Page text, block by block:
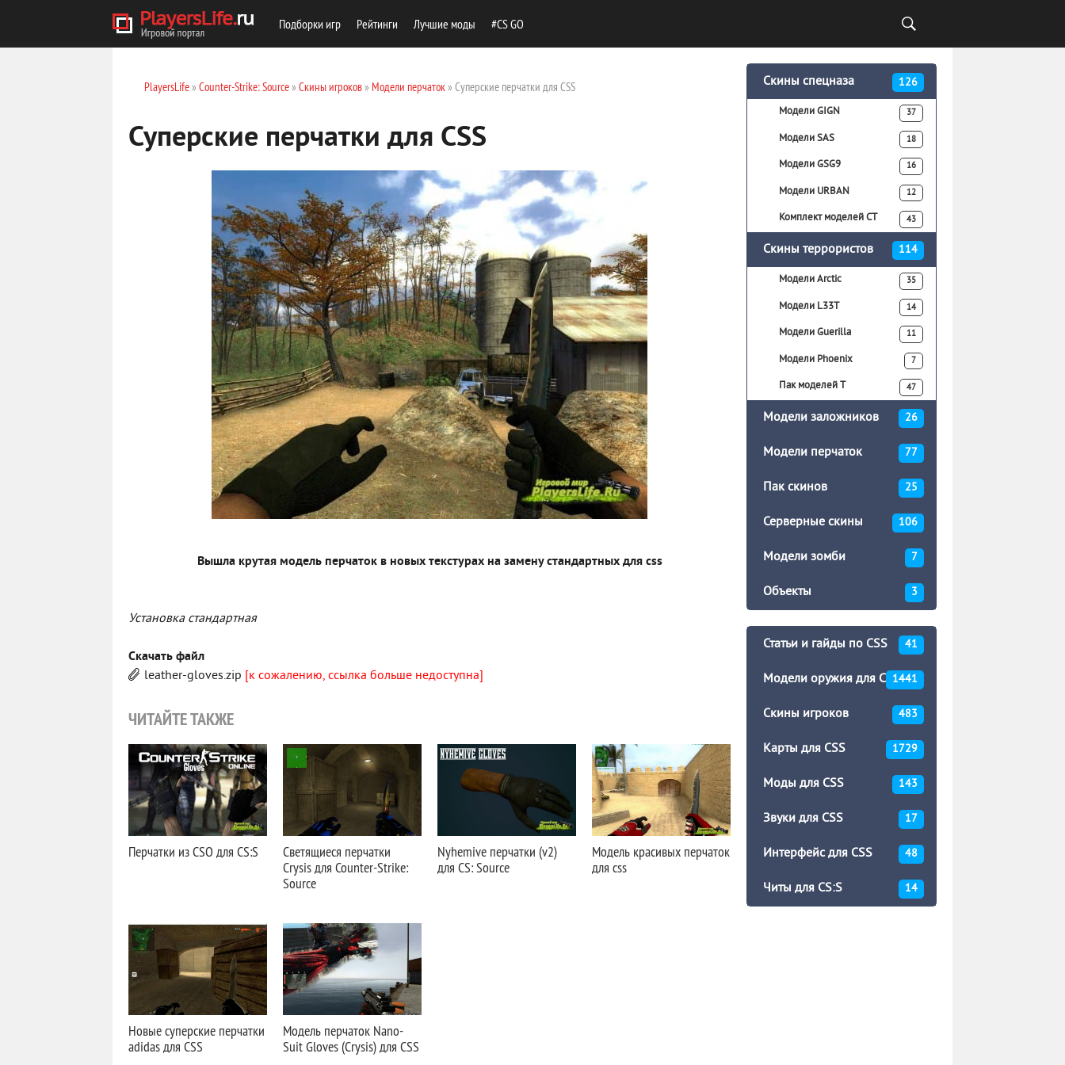
Подборки игр Рейтинги Лучшие моды #CS GO
PlayersLife» Counter-Strike: Source» Скины игроков» Модели перчаток» Суперские перчатки для CSS
Суперские перчатки для CSS
Вышла крутая модель перчаток в новых текстурах на замену стандартных для css
Установка стандартная
Скачать файл
leather-gloves.zip [к сожалению, ссылка больше недоступна]
ЧИТАЙТЕ ТАКЖЕ
Перчатки из CSO для CS:S
Светящиеся перчатки
Crysis для Counter-Strike:
Source
Nyhemive перчатки (v2)
для CS: Source
Модель красивых перчаток
для css
Новые суперские перчатки
adidas для CSS
Модель перчаток Nano-
Suit Gloves (Crysis) для CSS
Скины спецназа 126
Модели GIGN 37
Модели SAS 18
Модели GSG9 16
Модели URBAN 12
Комплект моделей CT 43
Скины террористов 114
Модели Arctic 35
Модели L33T 14
Модели Guerilla 11
Модели Phoenix 7
Пак моделей T 47
Модели заложников 26
Модели перчаток 77
Пак скинов 25
Серверные скины 106
Модели зомби 7
Объекты 3
Статьи и гайды по CSS 41
Модели оружия для CSS1441
Скины игроков 483
Карты для CSS 1729
Моды для CSS 143
Звуки для CSS 17
Интерфейс для CSS 48
Читы для CS:S 14